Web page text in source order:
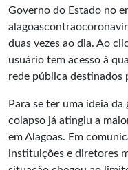
Governo do Estado no
duas vezes ao dia. Ao
usuário tem acesso à
rede pública destinados
Para se ter uma ideia
colapso já atingiu a
em Alagoas. Em
instituições e diretores